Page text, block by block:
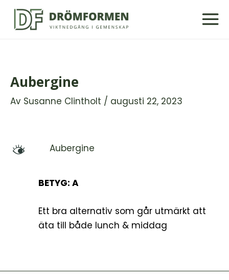
Hoppa
Aubergine
Av Susanne Clintholt / augusti 22, 2023
M Aubergine
BETYG: A
Ett bra alternativ som går utmärkt att
äta till både lunch & middag